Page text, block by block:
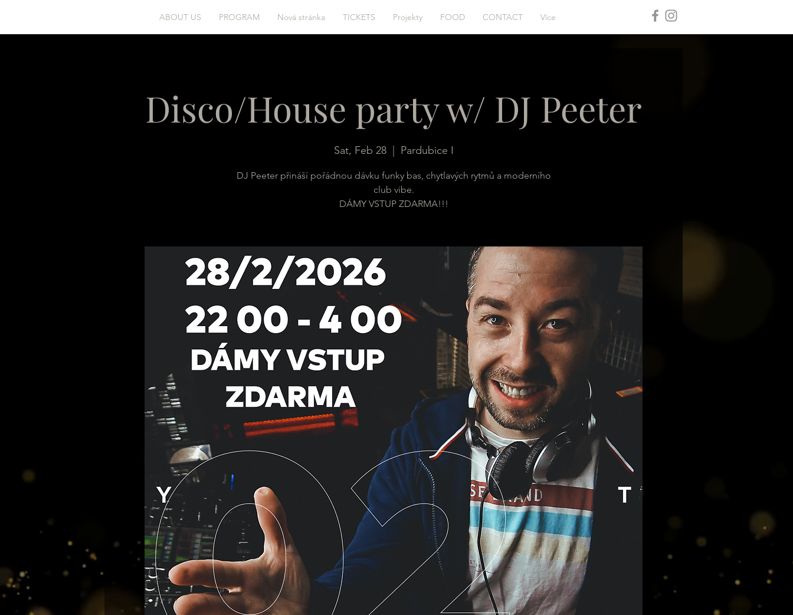
ABOUT US PROGRAM Nová stránka TICKETS Projekty FOOD CONTACT Více
Disco/House party w/ DJ Peeter
Sat, Feb 28
  |
Pardubice I
DJ Peeter přináší pořádnou dávku funky bas, chytlavých rytmů a moderního
club vibe.
DÁMY VSTUP ZDARMA!!!